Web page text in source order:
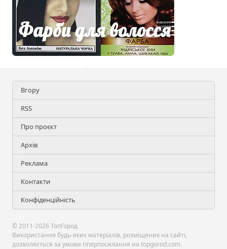
Вгору
RSS
Про проєкт
Архів
Реклама
Контакти
Конфіденційність
© 2011-2026 ТопГород
Використання будь-яких матеріалів, розміщених на сайті,
дозволяється за умови гіперпосилання на topgorod.com.